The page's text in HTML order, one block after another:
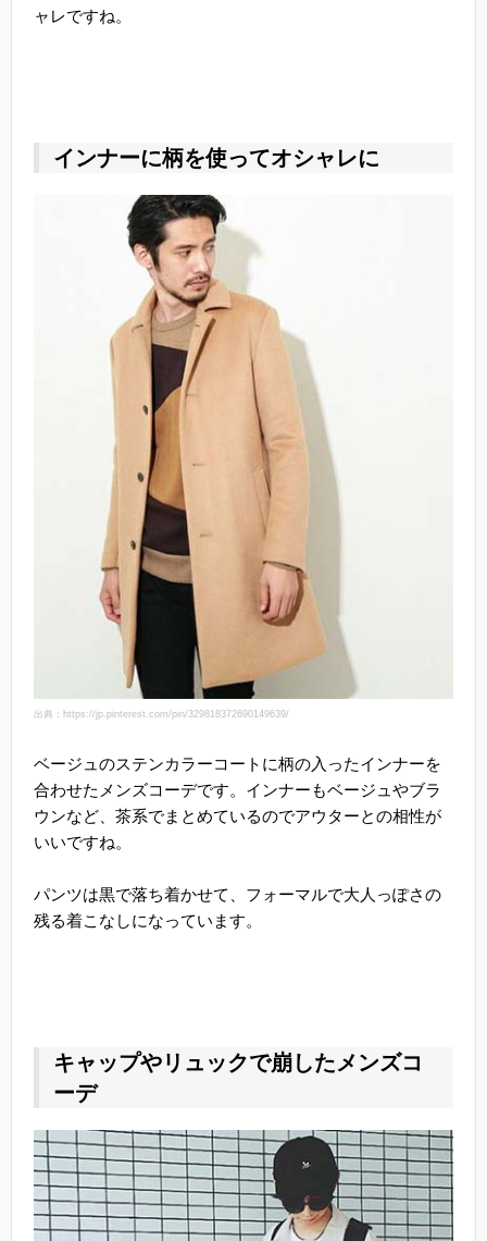
ャレですね。
インナーに柄を使ってオシャレに
出典：https://jp.pinterest.com/pin/329818372690149639/
ベージュのステンカラーコートに柄の入ったインナーを
合わせたメンズコーデです。インナーもベージュやブラ
ウンなど、茶系でまとめているのでアウターとの相性が
いいですね。
パンツは黒で落ち着かせて、フォーマルで大人っぽさの
残る着こなしになっています。
キャップやリュックで崩したメンズコ
ーデ